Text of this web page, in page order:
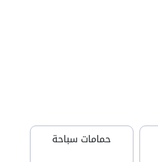
حمامات سباحة